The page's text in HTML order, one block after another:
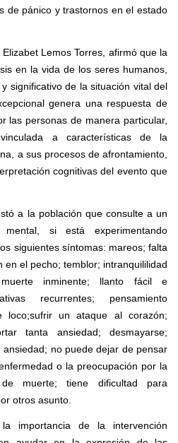
de pánico y trastornos en el estado
Lemos Torres, afirmó que la
en la vida de los seres humanos,
significativo de la situación vital del
genera una respuesta de
las personas de manera particular,
a características de la
na, a sus procesos de afrontamiento,
cognitivasdel evento que
a la población que consulte a un
mental, si está experimentando
siguientes síntomas: mareos; falta
en el pecho; temblor; intranquililidad
inminente; llanto fácil e
recurrentes; pensamiento
loco;sufrir un ataque al corazón;
tanta ansiedad; desmayarse;
ansiedad; no puede dejar de pensar
o la preocupación por la
muerte; tiene dificultad para
otros asunto.
la importancia de la intervención